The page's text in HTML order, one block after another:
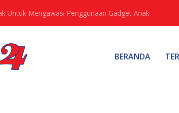
Untuk Mengawasi Penggunaan Gadget Anak
BERANDA